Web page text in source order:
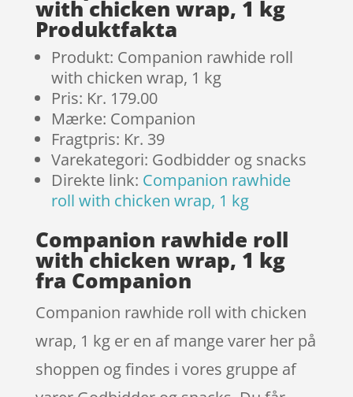
with chicken wrap, 1 kg
Produktfakta
Produkt: Companion rawhide roll
with chicken wrap, 1 kg
Pris: Kr. 179.00
Mærke: Companion
Fragtpris: Kr. 39
Varekategori: Godbidder og snacks
Direkte link: Companion rawhide
roll with chicken wrap, 1 kg
Companion rawhide roll
with chicken wrap, 1 kg
fra Companion
Companion rawhide roll with chicken
wrap, 1 kg er en af mange varer her på
shoppen og findes i vores gruppe af